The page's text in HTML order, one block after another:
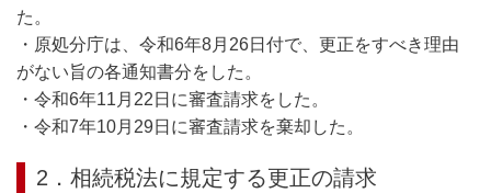
た。
・原処分庁は、令和6年8月26日付で、更正をすべき理由
がない旨の各通知書分をした。
・令和6年11月22日に審査請求をした。
・令和7年10月29日に審査請求を棄却した。
2．相続税法に規定する更正の請求